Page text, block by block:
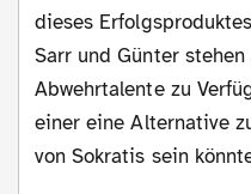
dieses
Sarr und Günter
Abwehrtalente zu
einer eine Alternative
von Sokratis sein